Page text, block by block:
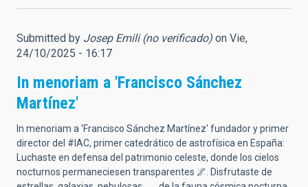
Submitted by Josep Emili (no verificado) on Vie,
24/10/2025 - 16:17
In menoriam a 'Francisco Sánchez
Martínez'
In menoriam a 'Francisco Sánchez Martínez' fundador y primer
director del #IAC, primer catedrático de astrofísica en España:
Luchaste en defensa del patrimonio celeste, donde los cielos
nocturnos permaneciesen transparentes 🌌. Disfrutaste de